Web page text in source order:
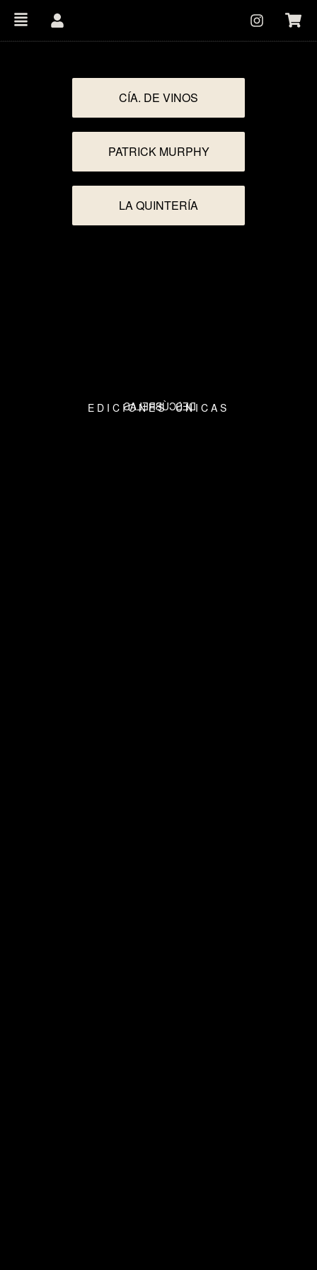
CÍA. DE VINOS
PATRICK MURPHY
LA QUINTERÍA
E D I C I O N E S Ú N I C A S
DESCÚBRELAS